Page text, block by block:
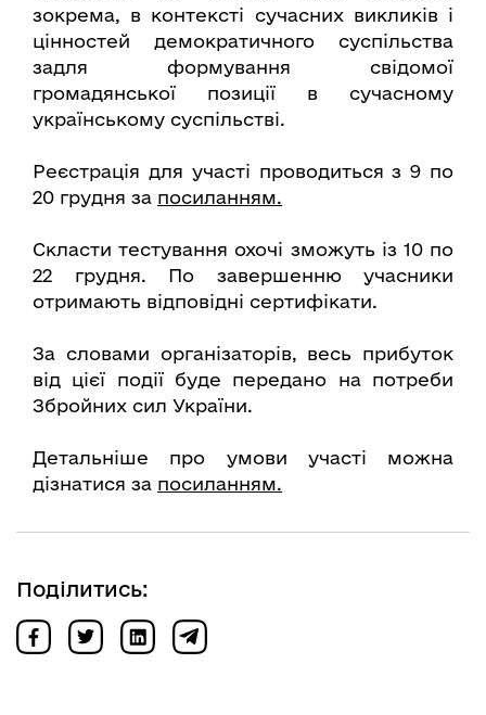
зокрема, в контексті сучасних викликів і
цінностей демократичного суспільства
задля формування свідомої
громадянської позиції в сучасному
українському суспільстві.
Реєстрація для участі проводиться з 9 по
20 грудня за посиланням.
Скласти тестування охочі зможуть із 10 по
22 грудня. По завершенню учасники
отримають відповідні сертифікати.
За словами організаторів, весь прибуток
від цієї події буде передано на потреби
Збройних сил України.
Детальніше про умови участі можна
дізнатися за посиланням.
Поділитись: